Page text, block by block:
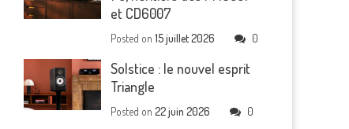
et CD6007
Posted on15 juillet 2026 0
Solstice : le nouvel esprit
Triangle
Posted on22 juin 2026 0